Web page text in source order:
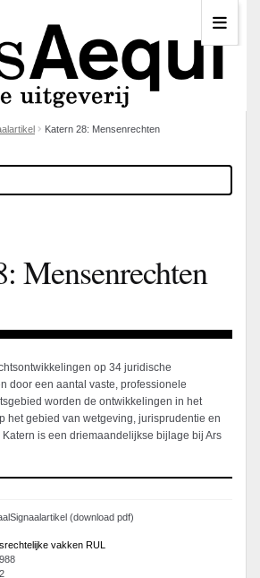
Katern 28: Mensenrechten
Mensenrechten
op 34 juridische
door een aantal vaste, professionele
worden de ontwikkelingen in het
het gebied van wetgeving, jurisprudentie en
is een driemaandelijkse bijlage bij Ars
(download pdf)
vakken RUL